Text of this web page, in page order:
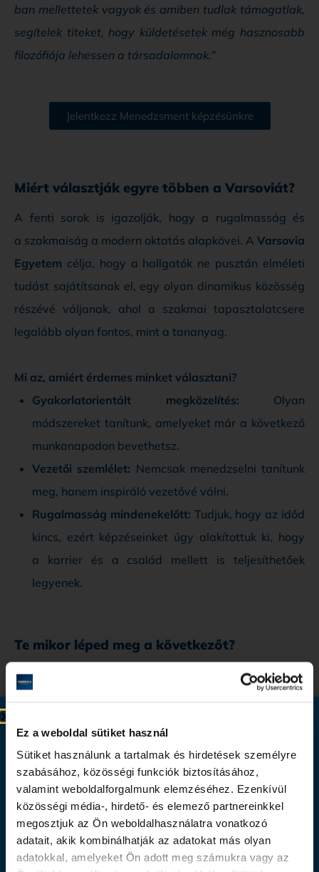
Ez a weboldal sütiket használ
Sütiket használunk a tartalmak és hirdetések személyre
szabásához, közösségi funkciók biztosításához,
valamint weboldalforgalmunk elemzéséhez. Ezenkívül
közösségi média-, hirdető- és elemező partnereinkkel
megosztjuk az Ön weboldalhasználatra vonatkozó
adatait, akik kombinálhatják az adatokat más olyan
adatokkal, amelyeket Ön adott meg számukra vagy az
ban mellettetek vagyok és amiben tudlak támogatlak,
segítelek titeket, hogy küldetésetek még hasznosabb
filozófiája lehessen a társadalomnak.”
Jelentkezz Menedzsment képzésünkre
Miért választják egyre többen a Varsoviát?
A fenti sorok is igazolják, hogy a rugalmasság és
a szakmaiság a modern oktatás alapkövei. A Varsovia
Egyetem célja, hogy a hallgatók ne pusztán elméleti
tudást sajátítsanak el, egy olyan dinamikus közösség
részévé váljanak, ahol a szakmai tapasztalatcsere
legalább olyan fontos, mint a tananyag.
Mi az, amiért érdemes minket választani?
Gyakorlatorientált megközelítés: Olyan
módszereket tanítunk, amelyeket már a következő
munkanapodon bevethetsz.
Vezetői szemlélet: Nemcsak menedzselni tanítunk
meg, hanem inspiráló vezetővé válni.
Rugalmasság mindenekelőtt: Tudjuk, hogy az időd
kincs, ezért képzéseinket úgy alakítottuk ki, hogy
a karrier és a család mellett is teljesíthetőek
legyenek.
Te mikor léped meg a következőt?
A fejlődés legjobb időpontja mindig a „most”. Ha te is
szeretettel!
Ne csak figyeld mások sikereit, alapozd meg
a sajátodat a Varsovia Egyetemen!
Szerezz diplomát akár online végezhető
képzésben!
Ismerd meg élőben, hogyan szerezhetsz EU-s akkreditált
diplomát az otthonodból is, miközben a szakma valódi
kihívásaira is felkészülsz. Válaszd ki, melyik terület áll
közelebb hozzád: